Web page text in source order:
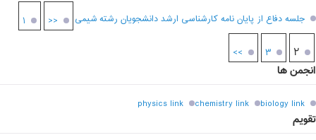
جلسه دفاع از پایان نامه کارشناسی ارشد دانشجویان رشته شیمی
<< ۱
۲ ۳ >>
انجمن ها
biology link
chemistry link
physics link
تقویم